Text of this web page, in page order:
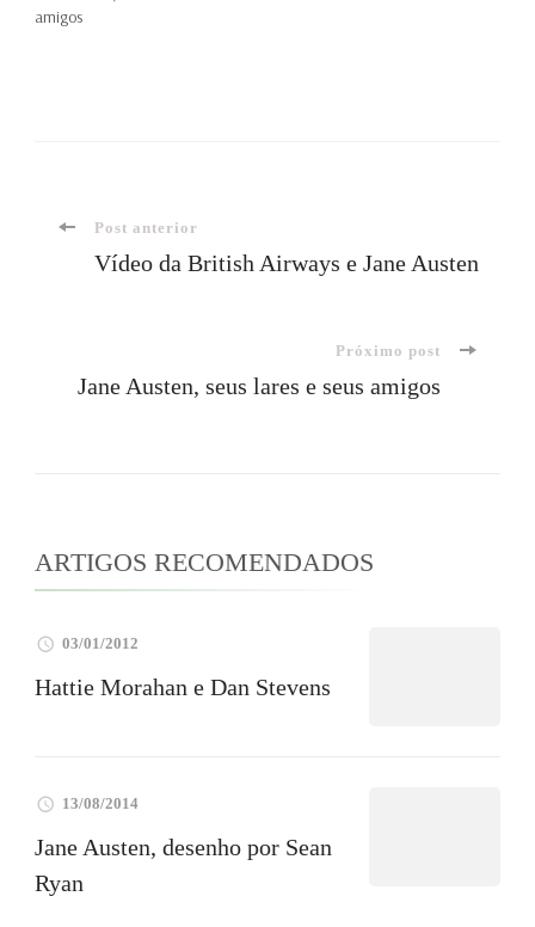
amigos
Navegação
post
Post anterior
Vídeo da British Airways e Jane Austen
Próximo post
Jane Austen, seus lares e seus amigos
ARTIGOS RECOMENDADOS
03/01/2012
Hattie Morahan e Dan Stevens
13/08/2014
Jane Austen, desenho por Sean
Ryan